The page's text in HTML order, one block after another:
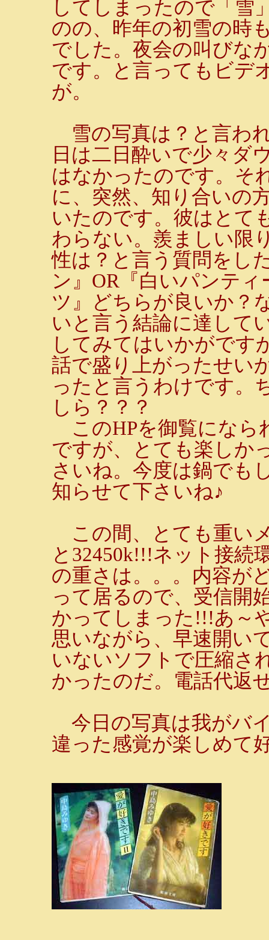
してしまったので「雪
のの、昨年の初雪の時
でした。夜会の叫びな
です。と言ってもビデ
が。
雪の写真は？と言わ
日は二日酔いで少々ダ
はなかったのです。そ
に、突然、知り合いの
いたのです。彼はとて
わらない。羨ましい限
性は？と言う質問をし
ン』OR『白いパンテ
ツ』どちらが良いか？
いと言う結論に達して
してみてはいかがです
話で盛り上がったせい
ったと言うわけです。
しら？？？
このHPを御覧になら
ですが、とても楽しか
さいね。今度は鍋でも
知らせて下さいね♪
この間、とても重い
と32450k!!!ネット接続
の重さは。。。内容が
って居るので、受信開
かってしまった!!!あ～
思いながら、早速開い
いないソフトで圧縮さ
かったのだ。電話代
今日の写真は我がバ
違った感覚が楽しめて